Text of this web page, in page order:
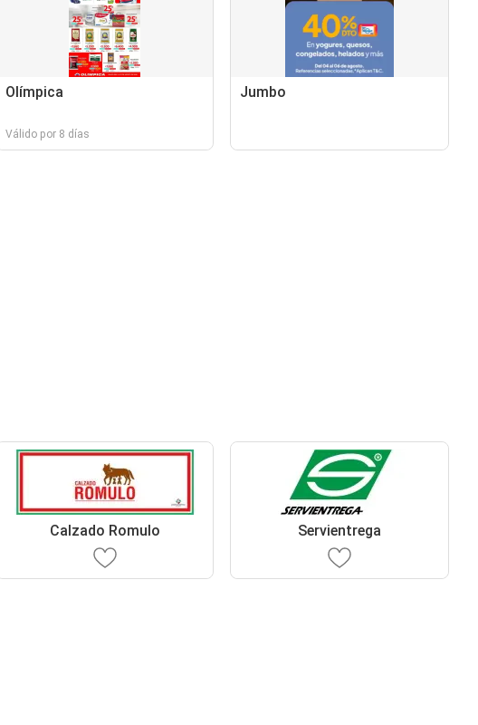
Olímpica
Válido por 8 días
Jumbo
Calzado Romulo Servientrega